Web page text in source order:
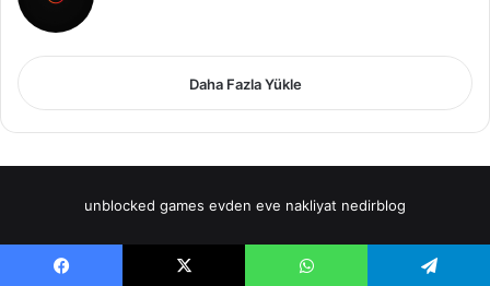
Daha Fazla Yükle
unblocked games evden eve nakliyat nedirblog